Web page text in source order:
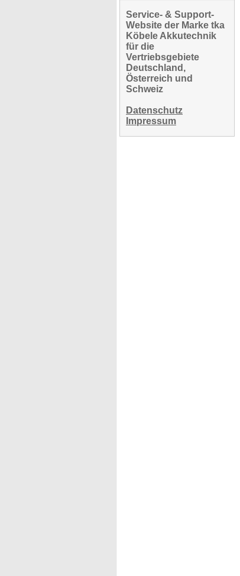
Service- & Support-
Website der Marke tka
Köbele Akkutechnik
für die
Vertriebsgebiete
Deutschland,
Österreich und
Schweiz
Datenschutz
Impressum